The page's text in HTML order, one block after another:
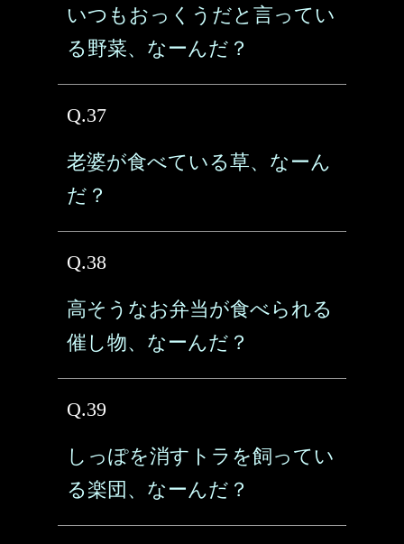
いつもおっくうだと言ってい
る野菜、なーんだ？
Q.37
老婆が食べている草、なーん
だ？
Q.38
高そうなお弁当が食べられる
催し物、なーんだ？
Q.39
しっぽを消すトラを飼ってい
る楽団、なーんだ？